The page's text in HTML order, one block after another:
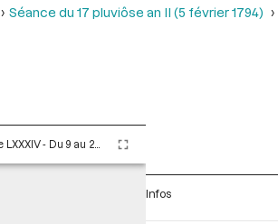
Séance du 17 pluviôse an II (5 février 1794)
Infos